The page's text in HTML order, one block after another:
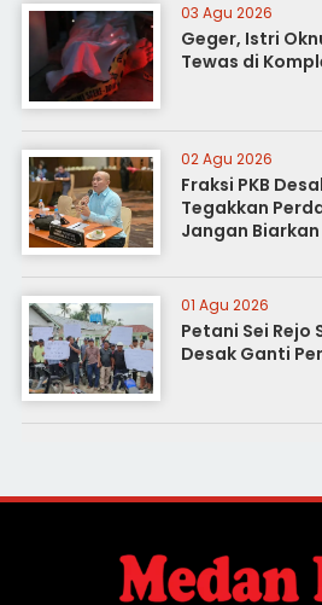
03 Agu 2026
Geger, Istri
Tewas di
02 Agu 2026
Fraksi PKB
Tegakkan
Jangan
01 Agu 2026
Petani Sei Rejo
Desak Ganti